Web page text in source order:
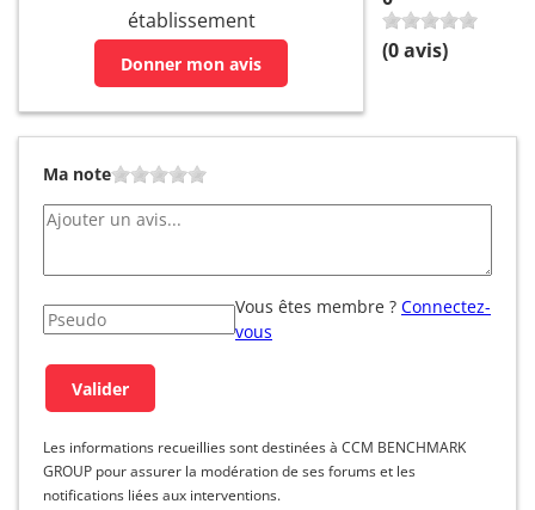
établissement
Donner mon avis
(0avis)
Ma note
Vous êtes membre ? Connectez-
vous
Les informations recueillies sont destinées à CCM BENCHMARK
GROUP pour assurer la modération de ses forums et les
notifications liées aux interventions.